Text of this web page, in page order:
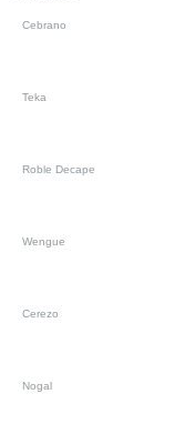
Cebrano
Teka
Roble Decape
Wengue
Cerezo
Nogal